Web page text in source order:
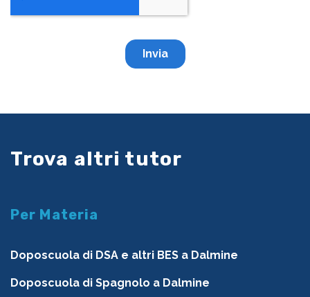
Trova altri tutor
Per Materia
Doposcuola di DSA e altri BES a Dalmine
Doposcuola di Spagnolo a Dalmine